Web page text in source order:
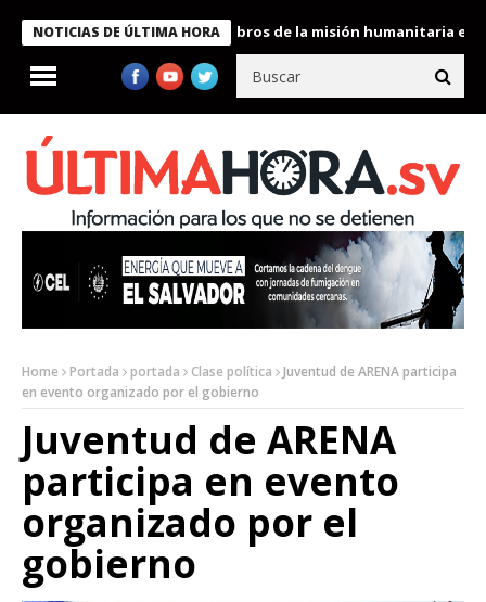
NOTICIAS DE ÚLTIMA HORA
Bukele condecora a miembros de la misión humanitaria enviada
Home Portada portada Clase política
Juventud de ARENA participa
en evento organizado por el gobierno
Juventud de ARENA
participa en evento
organizado por el
gobierno